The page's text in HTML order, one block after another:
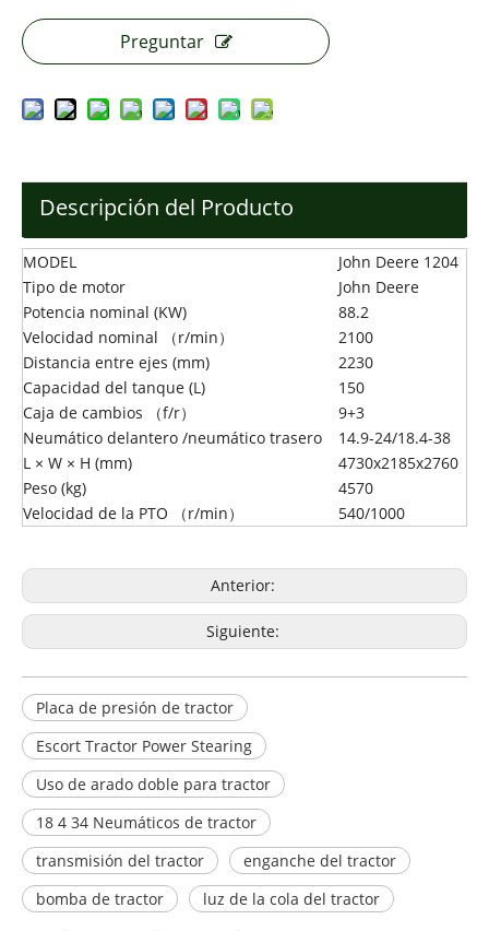
Preguntar
Descripción del Producto
MODEL
John Deere 1204
Tipo de motor
John Deere
Potencia nominal (KW)
88.2
Velocidad nominal （r/min）
2100
Distancia entre ejes (mm)
2230
Capacidad del tanque (L)
150
Caja de cambios （f/r）
9+3
Neumático delantero /neumático trasero
14.9-24/18.4-38
L × W × H (mm)
4730x2185x2760
Peso (kg)
4570
Velocidad de la PTO （r/min）
540/1000
Anterior:
Siguiente:
Placa de presión de tractor
Escort Tractor Power Stearing
Uso de arado doble para tractor
18 4 34 Neumáticos de tractor
transmisión del tractor
enganche del tractor
bomba de tractor
luz de la cola del tractor